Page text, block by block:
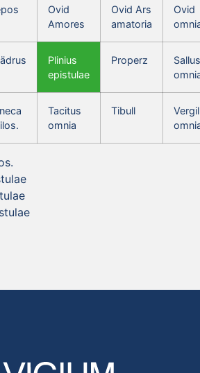
Ovid
Amores
Ovid Ars
amatoria
Ovid
Plinius
epistulae
Properz
Tacitus
omnia
Tibull
Vergil